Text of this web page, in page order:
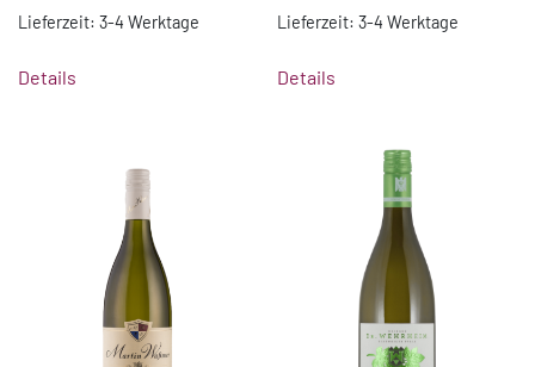
Lieferzeit: 3-4 Werktage
Details
Lieferzeit:3-4 Werktage
Details